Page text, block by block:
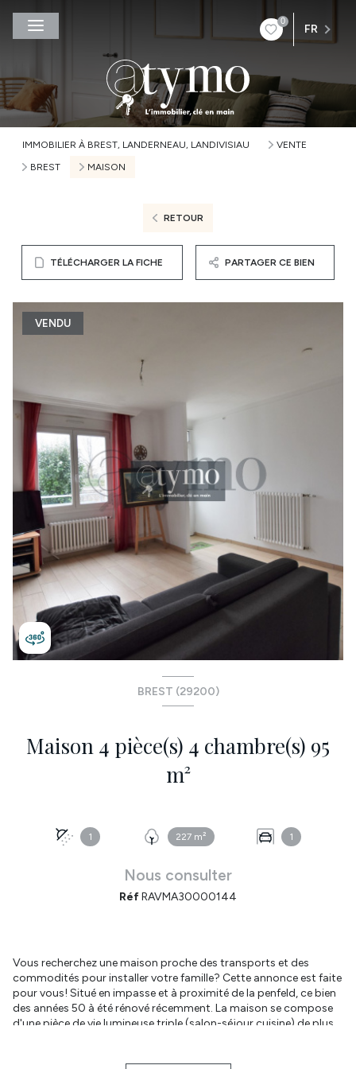
0
FR
IMMOBILIER À BREST, LANDERNEAU, LANDIVISIAU
VENTE
BREST
MAISON
RETOUR
TÉLÉCHARGER LA FICHE PARTAGER CE BIEN
VENDU
BREST (29200)
Maison 4 pièce(s) 4 chambre(s) 95
m²
1 227 m² 1
Nous consulter
RéfRAVMA30000144
Vous recherchez une maison proche des transports et des
commodités pour installer votre famille? Cette annonce est faite
pour vous! Situé en impasse et à proximité de la penfeld, ce bien
des années 50 à été rénové récemment. La maison se compose
d'une pièce de vie lumineuse triple (salon-séjour cuisine) de plus